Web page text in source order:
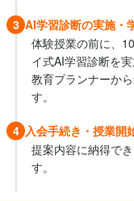
3 AI学習診断の実施・
体験授業の前に、
イ式AI学習診断を
教育プランナーか
す。
4 入会手続き・授業開
提案内容に納得で
す。